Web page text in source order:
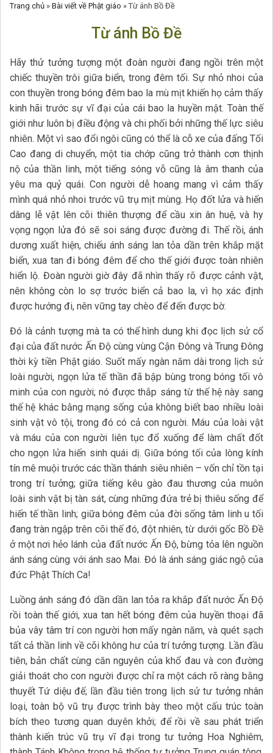
Trang chủ » Bài viết về Phật giáo »Từ ánh Bồ Đề
Từ ánh Bồ Đề
Hãy thử tưởng tượng một đoàn người đang ngồi trên một
chiếc thuyền trôi giữa biển, trong đêm tối. Sự nhỏ nhoi của
con thuyền trong bóng đêm bao la mù mịt khiến họ cảm thấy
kinh hãi trước sự vĩ đại của cái bao la huyền mật. Toàn thế
giới như luôn bị điều động và chi phối bởi những thế lực siêu
nhiên. Một vì sao đổi ngôi cũng có thể là cỗ xe của đấng Tối
Cao đang di chuyển, một tia chớp cũng trở thành cơn thịnh
nộ của thần linh, một tiếng sóng vỗ cũng là âm thanh của
yêu ma quỷ quái. Con người dễ hoang mang vì cảm thấy
mình quá nhỏ nhoi trước vũ trụ mịt mùng. Họ đốt lửa và hiến
dâng lễ vật lên cõi thiên thượng để cầu xin ân huệ, và hy
vọng ngọn lửa đó sẽ soi sáng được đường đi. Thế rồi, ánh
dương xuất hiện, chiếu ánh sáng lan tỏa dần trên khắp mặt
biển, xua tan đi bóng đêm để cho thế giới được toàn nhiên
hiển lộ. Đoàn người giờ đây đã nhìn thấy rõ được cảnh vật,
nên không còn lo sợ trước biển cả bao la, vì họ xác định
được hướng đi, nên vững tay chèo để đến được bờ.
Đó là cảnh tượng mà ta có thể hình dung khi đọc lịch sử cổ
đại của đất nước Ấn Độ cùng vùng Cận Đông và Trung Đông
thời kỳ tiền Phật giáo. Suốt mấy ngàn năm dài trong lịch sử
loài người, ngọn lửa tế thần đã bập bùng trong bóng tối vô
minh của con người; nó được thắp sáng từ thế hệ này sang
thế hệ khác bằng mạng sống của không biết bao nhiều loài
sinh vật vô tội, trong đó có cả con người. Máu của loài vật
và máu của con người liên tục đổ xuống để làm chất đốt
cho ngọn lửa hiến sinh quái dị. Giữa bóng tối của lòng kính
tín mê muội trước các thần thánh siêu nhiên – vốn chỉ tồn tại
trong trí tưởng; giữa tiếng kêu gào đau thương của muôn
loài sinh vật bị tàn sát, cùng những đứa trẻ bị thiêu sống để
hiến tế thần linh; giữa bóng đêm của đời sống tâm linh u tối
đang tràn ngập trên cõi thế đó, đột nhiên, từ dưới gốc Bồ Đề
ở một nơi hẻo lánh của đất nước Ấn Độ, bừng tỏa lên nguồn
ánh sáng cùng với ánh sao Mai. Đó là ánh sáng giác ngộ của
đức Phật Thích Ca!
Luồng ánh sáng đó dần dần lan tỏa ra khắp đất nước Ấn Độ
rồi toàn thế giới, xua tan hết bóng đêm của huyền thoại đã
bủa vây tâm trí con người hơn mấy ngàn năm, và quét sạch
tất cả thần linh về cõi không hư của trí tưởng tượng. Lần đầu
tiên, bản chất cùng căn nguyên của khổ đau và con đường
giải thoát cho con người được chỉ ra một cách rõ ràng bằng
thuyết Tứ diệu đế; lần đầu tiên trong lịch sử tư tưởng nhân
loại, toàn bộ vũ trụ được trình bày theo một cấu trúc toàn
bích theo tương quan duyên khởi; để rồi về sau phát triển
thành kiến trúc vũ trụ vĩ đại trong tư tưởng Hoa Nghiêm,